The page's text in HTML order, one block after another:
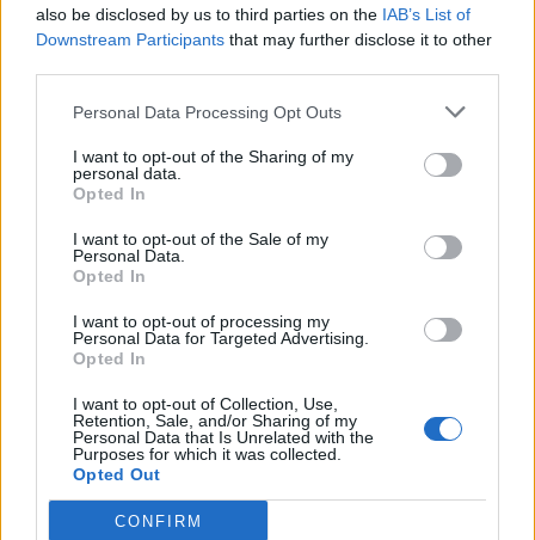
also be disclosed by us to third parties on the IAB’s List of
Downstream Participants that may further disclose it to other
Personal Data Processing Opt Outs
I want to opt-out of the Sharing of my
personal data.
Opted In
I want to opt-out of the Sale of my
Personal Data.
Opted In
I want to opt-out of processing my
Personal Data for Targeted Advertising.
Opted In
I want to opt-out of Collection, Use,
Retention, Sale, and/or Sharing of my
Personal Data that Is Unrelated with the
Purposes for which it was collected.
Opted Out
CONFIRM
δρομολόγια της επέκτασης του
Μετρό Θεσσαλονίκης προς την
Καλαμαριά
07/08/26 13:10
Μετρό Αθήνας: Στο τελικό στάδιο
η αντικατάσταση σιδηροτροχιών
ολοκληρώνεται 5 μήνες νωρίτερα
Προκηρύσσεται σήμερα από τη
Γενική Γραμματεία Ιδιωτικών
07/08/26|12:02
περισσότερες από 300 παραλίες
07/08/26